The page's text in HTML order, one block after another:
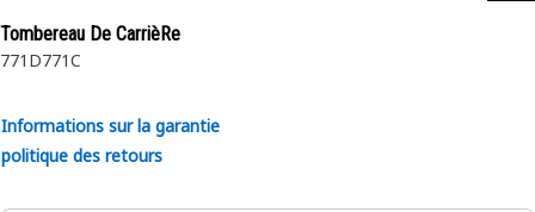
Tombereau De CarrièRe
771D771C
Informations sur la garantie
politique des retours